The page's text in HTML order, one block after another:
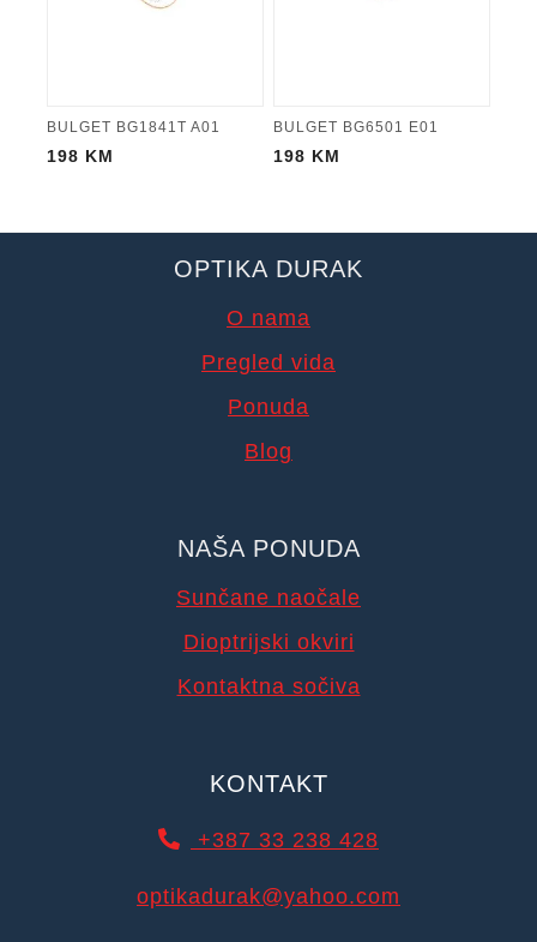
BULGET BG1841T A01
198 KM
BULGET BG6501 E01
198 KM
OPTIKA DURAK
O nama
Pregled vida
Ponuda
Blog
NAŠA PONUDA
Sunčane naočale
Dioptrijski okviri
Kontaktna sočiva
KONTAKT
+387 33 238 428
optikadurak@yahoo.com